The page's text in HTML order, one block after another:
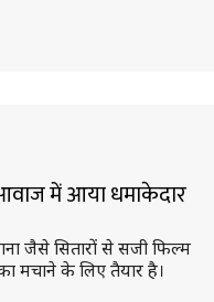
में आया धमाकेदार
जैसे सितारों से सजी फिल्म
मचाने के लिए तैयार है।